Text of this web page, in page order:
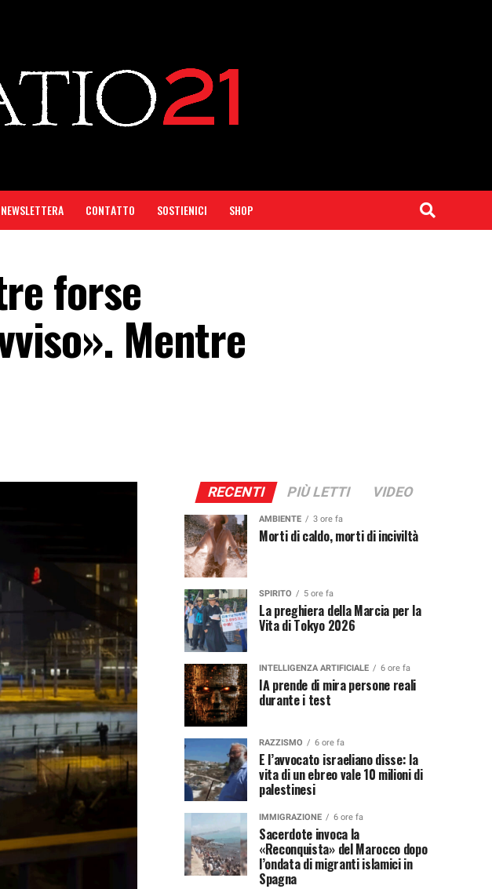
NEWSLETTERA CONTATTO SOSTIENICI SHOP
forse
Mentre
RECENTI PIÙ LETTI VIDEO
AMBIENTE 3 ore fa
Morti di caldo, morti di inciviltà
SPIRITO 5 ore fa
La preghiera della Marcia per la
Vita di Tokyo 2026
INTELLIGENZA ARTIFICIALE 6 ore fa
IA prende di mira persone reali
durante i test
RAZZISMO 6 ore fa
E l’avvocato israeliano disse: la
vita di un ebreo vale 10 milioni di
palestinesi
IMMIGRAZIONE 6 ore fa
Sacerdote invoca la
«Reconquista» del Marocco dopo
l’ondata di migranti islamici in
Spagna